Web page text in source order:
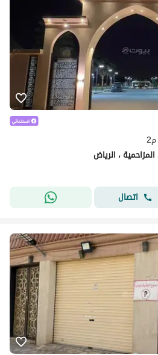
اتصال